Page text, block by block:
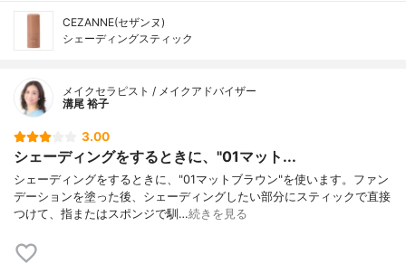
CEZANNE(セザンヌ)
シェーディングスティック
メイクセラピスト / メイクアドバイザー
溝尾 裕子
3.00
シェーディングをするときに、"01マット...
シェーディングをするときに、"01マットブラウン"を使います。ファン
デーションを塗った後、シェーディングしたい部分にスティックで直接
つけて、指またはスポンジで馴…続きを見る